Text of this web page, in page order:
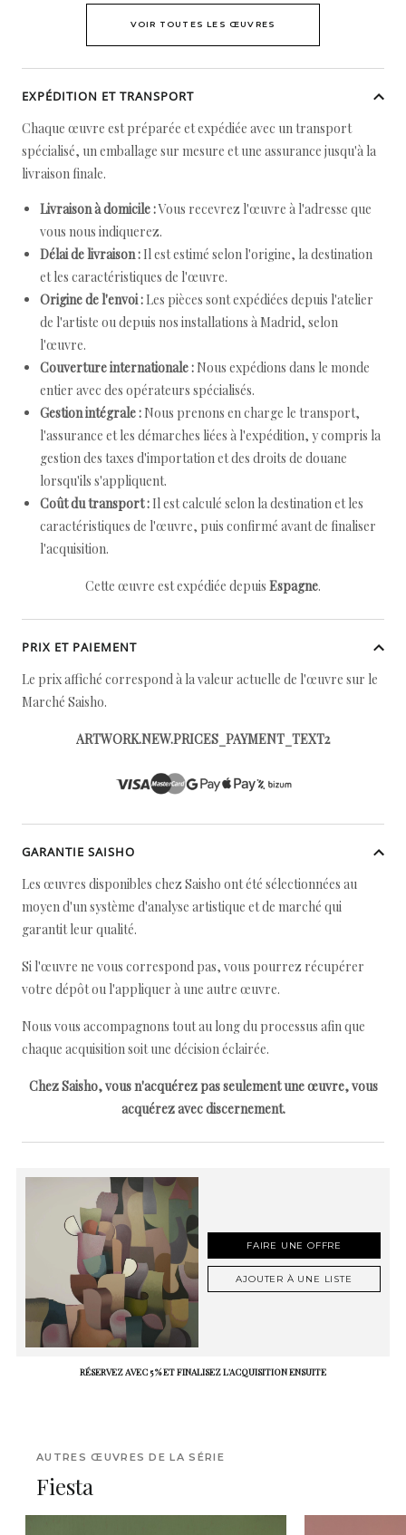
VOIR TOUTES LES ŒUVRES
EXPÉDITION ET TRANSPORT
Chaque œuvre est préparée et expédiée avec un transport
spécialisé, un emballage sur mesure et une assurance jusqu'à la
livraison finale.
Livraison à domicile :Vous recevrez l'œuvre à l'adresse que
vous nous indiquerez.
Délai de livraison : Il est estimé selon l'origine, la destination
et les caractéristiques de l'œuvre.
Origine de l'envoi : Les pièces sont expédiées depuis l'atelier
de l'artiste ou depuis nos installations à Madrid, selon
l'œuvre.
Couverture internationale : Nous expédions dans le monde
entier avec des opérateurs spécialisés.
Gestion intégrale : Nous prenons en charge le transport,
l'assurance et les démarches liées à l'expédition, y compris la
gestion des taxes d'importation et des droits de douane
lorsqu'ils s'appliquent.
Coût du transport : Il est calculé selon la destination et les
caractéristiques de l'œuvre, puis confirmé avant de finaliser
l'acquisition.
Cette œuvre est expédiée depuis Espagne.
PRIX ET PAIEMENT
Le prix affiché correspond à la valeur actuelle de l'œuvre sur le
Marché Saisho.
ARTWORK.NEW.PRICES_PAYMENT_TEXT2
GARANTIE SAISHO
Les œuvres disponibles chez Saisho ont été sélectionnées au
moyen d'un système d'analyse artistique et de marché qui
garantit leur qualité.
Si l'œuvre ne vous correspond pas, vous pourrez récupérer
votre dépôt ou l'appliquer à une autre œuvre.
Nous vous accompagnons tout au long du processus afin que
chaque acquisition soit une décision éclairée.
Chez Saisho, vous n'acquérez pas seulement une œuvre, vous
acquérez avec discernement.
FAIRE UNE OFFRE
AJOUTER À UNE LISTE
RÉSERVEZ AVEC 5 % ET FINALISEZ L'ACQUISITION ENSUITE
AUTRES ŒUVRES DE LA SÉRIE
Fiesta